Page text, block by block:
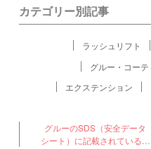
カテゴリー別記事
ラッシュリフト
グルー・コー
エクステンション
グルーのSDS（安全データ
シート）に記載されている注